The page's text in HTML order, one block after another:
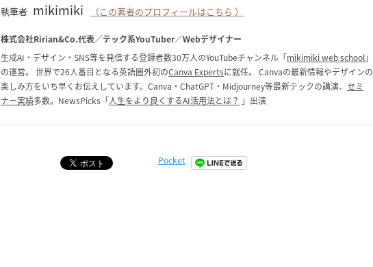
執筆者 mikimiki （この著者のプロフィールはこちら ）
株式会社Ririan&Co.代表／テック系YouTuber／Webデザイナー
生成AI・デザイン・SNS等を発信する登録者数30万人のYouTubeチャンネル「mikimiki web school」
の運営。 世界で26人番目となる英語圏外初のCanva Expertsに就任。 Canvaの最新情報やデザインの
楽しみ方をいち早くお伝えしています。Canva・ChatGPT・Midjourney等最新テックの講演、 セミ
ナー実績多数。NewsPicks「人生をより良くするAI活用法とは？ 」出演
Pocket